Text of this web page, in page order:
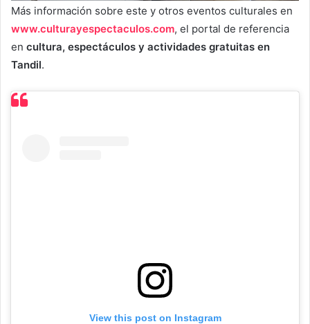
Más información sobre este y otros eventos culturales en
www.culturayespectaculos.com, el portal de referencia
en cultura, espectáculos y actividades gratuitas en
Tandil.
View this post on Instagram